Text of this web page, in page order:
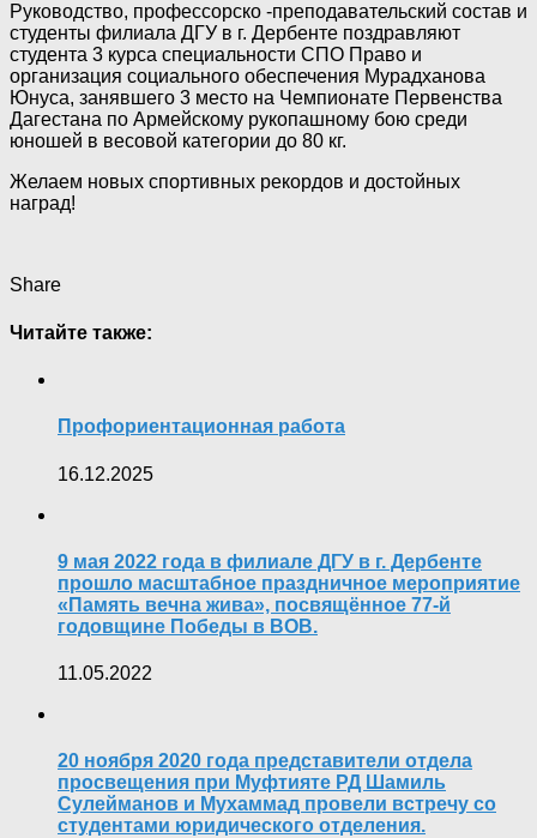
Руководство, профессорско -преподавательский состав и
студенты филиала ДГУ в г. Дербенте поздравляют
студента 3 курса специальности СПО Право и
организация социального обеспечения Мурадханова
Юнуса, занявшего 3 место на Чемпионате Первенства
Дагестана по Армейскому рукопашному бою среди
юношей в весовой категории до 80 кг.
Желаем новых спортивных рекордов и достойных
наград!
Share
Читайте также:
Профориентационная работа
16.12.2025
9 мая 2022 года в филиале ДГУ в г. Дербенте
прошло масштабное праздничное мероприятие
«Память вечна жива», посвящённое 77-й
годовщине Победы в ВОВ.
11.05.2022
20 ноября 2020 года представители отдела
просвещения при Муфтияте РД Шамиль
Сулейманов и Мухаммад провели встречу со
студентами юридического отделения.